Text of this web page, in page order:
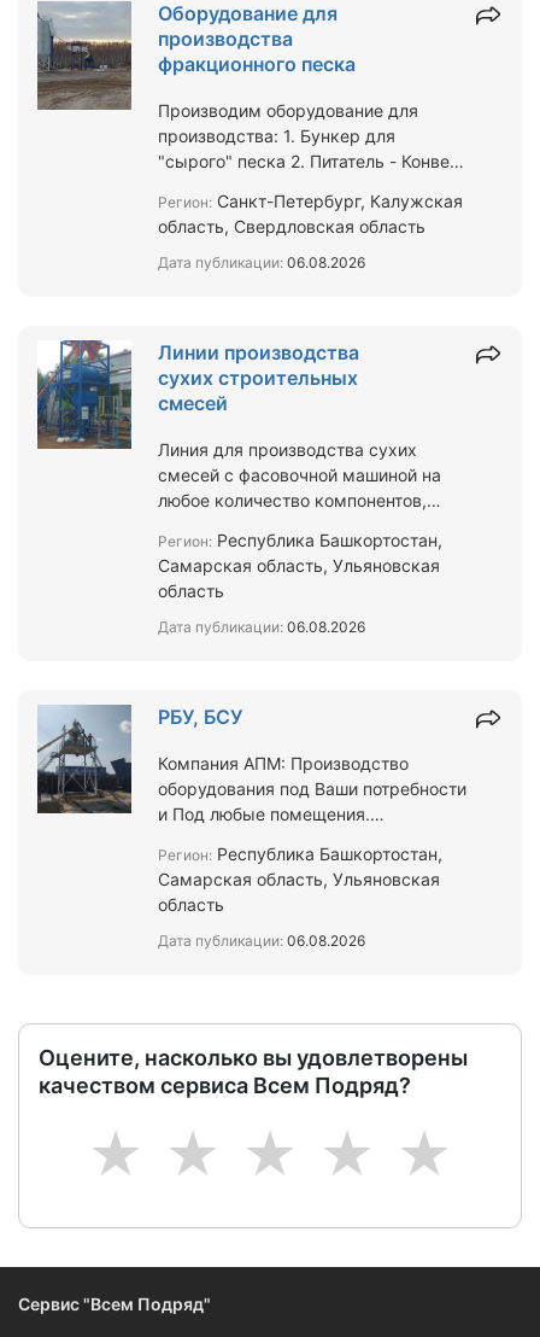
Оборудование для
производства
фракционного песка
Производим оборудование для
производства: 1. Бункер для
"сырого" песка 2. Питатель - Конвеер
метровый 4. Циклон с ве…
Регион: Санкт-Петербург, Калужская
область, Свердловская область
Дата публикации: 06.08.2026
Линии производства
сухих строительных
смесей
Линия для производства сухих
смесей с фасовочной машиной на
любое количество компонентов,
компьютеризированная линия.
Изгот…
Регион: Республика Башкортостан,
Самарская область, Ульяновская
область
Дата публикации: 06.08.2026
РБУ, БСУ
Компания АПМ: Производство
оборудования под Ваши потребности
и Под любые помещения.
БСУ в любой точке России и СНГ.
Гот…
Регион: Республика Башкортостан,
Самарская область, Ульяновская
область
Дата публикации: 06.08.2026
Оцените, насколько вы удовлетворены
качеством сервиса Всем Подряд?
5
4
3
2
1
Сервис "Всем Подряд"